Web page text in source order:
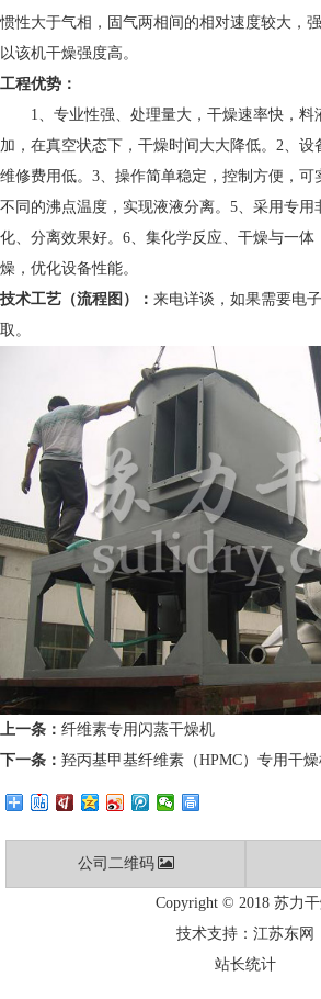
惯性大于气相，固气两相间的相对速度较大，
以该机干燥强度高。
工程优势：
1、专业性强、处理量大，干燥速率快，料
加，在真空状态下，干燥时间大大降低。2、设
维修费用低。3、操作简单稳定，控制方便，可
不同的沸点温度，实现液液分离。5、采用专用
化、分离效果好。6、集化学反应、干燥与一体
燥，优化设备性能。
技术工艺（流程图）： 来电详谈，如果需要电
取。
上一条： 纤维素专用闪蒸干燥机
下一条： 羟丙基甲基纤维素（HPMC）专用干
公司二维码
Copyright © 2018 苏力
技术支持： 江苏东网
站长统计